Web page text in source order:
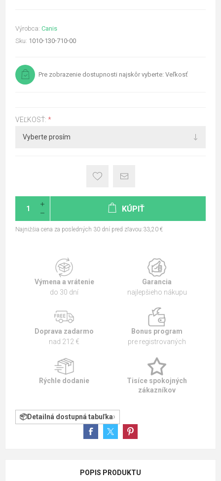
Výrobca: Canis
Sku: 1010-130-710-00
Pre zobrazenie dostupnosti najskôr vyberte: Veľkosť
VEĽKOSŤ: *
KÚPIŤ
Najnižšia cena za posledných 30 dní pred zľavou:33,20 €
Výmena a vrátenie
do 30 dní
Garancia
najlepšieho nákupu
Doprava zadarmo
nad 212 €
Bonus program
pre registrovaných
Rýchle dodanie
Tisíce spokojných
zákazníkov
Detailná dostupná tabuľka
POPIS PRODUKTU